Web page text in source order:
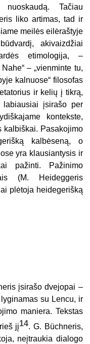
Tačiau
liko artimas, tad ir
meilės eilėraštyje
akivaizdžiai
etimologija, –
– „vienminte tu,
kalnuose“ filosofas
ir kelių į tikrą,
labiausiai įsirašo per
kontekste,
kalbiškai. Pasakojimo
kalbėseną, o
yra klausiantysis ir
pažinti. Pažinimo
(M. Heideggeris
plėtoja heidegerišką
įsirašo dvejopai –
su Lencu, ir
maniera. Tekstas
jį14. G. Büchneris,
neįtraukia dialogo